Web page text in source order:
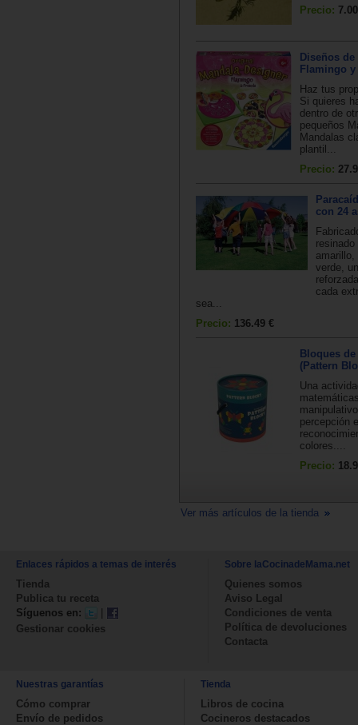
Precio:
Diseños de
Flamingo
Haz tus
Si quieres
dentro de
pequeños
Mandalas
plantil...
Precio:
con 24
verde,
cada
sea...
Precio: 136.49 €
Bloques
(Pattern
Una
percepción
colores....
Precio:
Ver más artículos de la tienda
Enlaces rápidos a temas de interés
Tienda
Publica tu receta
Síguenos en:
|
Gestionar cookies
Sobre laCocinadeMama.net
Quienes somos
Aviso Legal
Condiciones de venta
Política de devoluciones
Contacta
Nuestras garantías
Cómo comprar
Envío de pedidos
Tienda
Libros de cocina
Cocineros destacados